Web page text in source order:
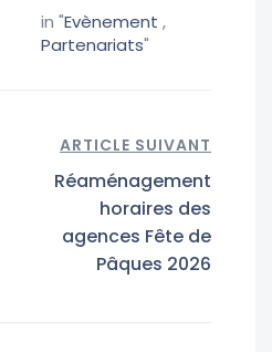
in "Evènement ,
Partenariats"
ARTICLE SUIVANT
Réaménagement
horaires des
agences Fête de
Pâques 2026